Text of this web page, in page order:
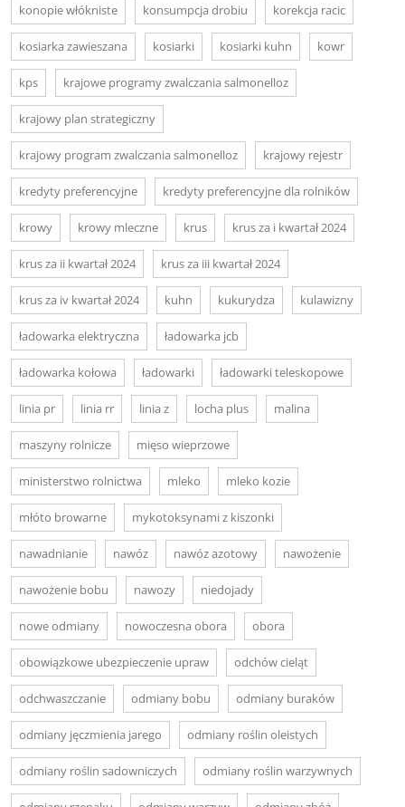
konopie włókniste konsumpcja drobiu korekcja racic
kosiarka zawieszana kosiarki kosiarki kuhn kowr
kps krajowe programy zwalczania salmonelloz
krajowy plan strategiczny
krajowy program zwalczania salmonelloz krajowy rejestr
kredyty preferencyjne kredyty preferencyjne dla rolników
krowy krowy mleczne krus krus za i kwartał 2024
krus za ii kwartał 2024 krus za iii kwartał 2024
krus za iv kwartał 2024 kuhn kukurydza kulawizny
ładowarka elektryczna ładowarka jcb
ładowarka kołowa ładowarki ładowarki teleskopowe
linia pr linia rr linia z locha plus malina
maszyny rolnicze mięso wieprzowe
ministerstwo rolnictwa mleko mleko kozie
młóto browarne mykotoksynami z kiszonki
nawadnianie nawóz nawóz azotowy nawożenie
nawożenie bobu nawozy niedojady
nowe odmiany nowoczesna obora obora
obowiązkowe ubezpieczenie upraw odchów cieląt
odchwaszczanie odmiany bobu odmiany buraków
odmiany jęczmienia jarego odmiany roślin oleistych
odmiany roślin sadowniczych odmiany roślin warzywnych